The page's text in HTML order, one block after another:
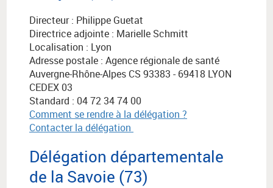
Directeur : Philippe Guetat
Directrice adjointe : Marielle Schmitt
Localisation : Lyon
Adresse postale : Agence régionale de santé
Auvergne-Rhône-Alpes CS 93383 - 69418 LYON
CEDEX 03
Standard : 04 72 34 74 00
Comment se rendre à la délégation ?
Contacter la délégation
Délégation départementale
de la Savoie (73)